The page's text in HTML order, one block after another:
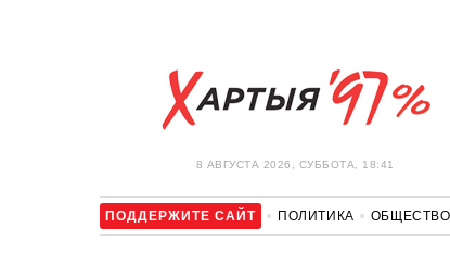
8 АВГУСТА 2026, СУББОТА, 18:41
ПОДДЕРЖИТЕ САЙТ ПОЛИТИКА ОБЩЕСТВО